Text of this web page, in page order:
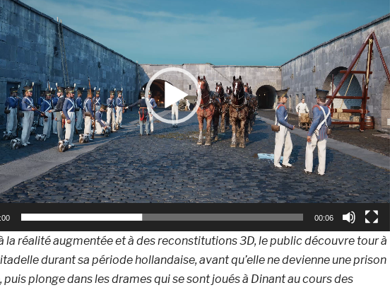
00:06
la réalité augmentée et à des reconstitutions 3D, le public découvre tour à
durant sa période hollandaise, avant qu’elle ne devienne une prison
plonge dans les drames qui se sont joués à Dinant au cours des